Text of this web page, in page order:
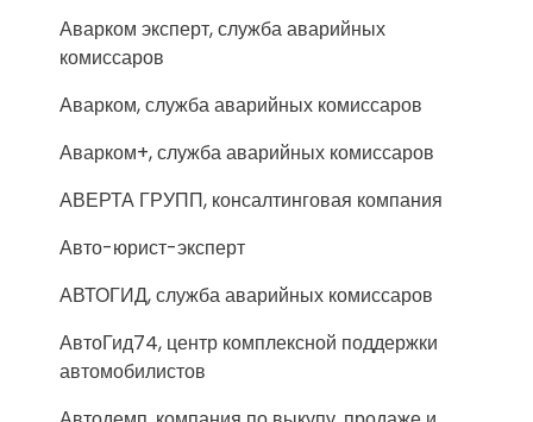
Аварком эксперт, служба аварийных
комиссаров
Аварком, служба аварийных комиссаров
Аварком+, служба аварийных комиссаров
АВЕРТА ГРУПП, консалтинговая компания
Авто-юрист-эксперт
АВТОГИД, служба аварийных комиссаров
АвтоГид74, центр комплексной поддержки
автомобилистов